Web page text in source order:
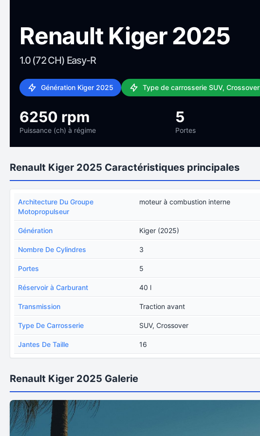
Renault Kiger 2025
1.0 (72 CH) Easy-R
Génération Kiger 2025 Type de carrosserie SUV, Crossover
6250 rpm
Puissance (ch) à régime
5
Portes
Renault Kiger 2025 Caractéristiques principales
Architecture Du Groupe
Motopropulseur
moteur à combustion interne
Génération Kiger (2025)
Nombre De Cylindres 3
Portes 5
Réservoir à Carburant 40 l
Transmission Traction avant
Type De Carrosserie SUV, Crossover
Jantes De Taille 16
Renault Kiger 2025 Galerie